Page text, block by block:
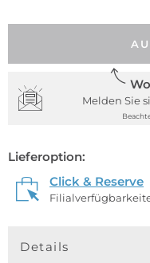
Melden Sie
Lieferoption:
Click & Reserve
Details